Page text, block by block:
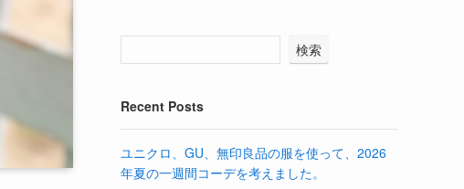
検索
Recent Posts
ユニクロ、GU、無印良品の服を使って、2026
年夏の一週間コーデを考えました。